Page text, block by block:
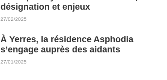
désignation et enjeux
27/02/2025
À Yerres, la résidence Asphodia
s’engage auprès des aidants
27/01/2025